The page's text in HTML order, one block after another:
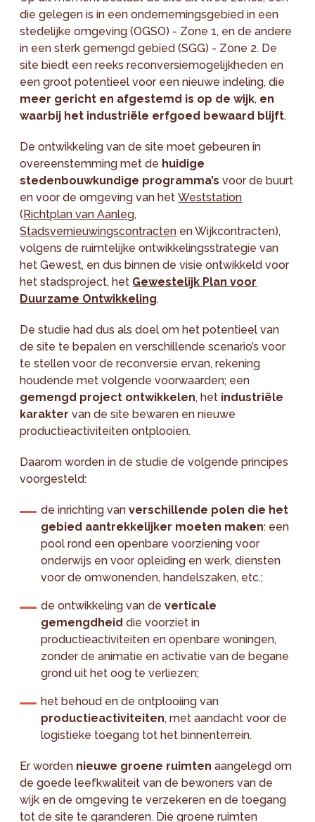
die gelegen is in een ondernemingsgebied in een
stedelijke omgeving (OGSO) - Zone 1, en de andere
in een sterk gemengd gebied (SGG) - Zone 2. De
site biedt een reeks reconversiemogelijkheden en
een groot potentieel voor een nieuwe indeling, die
meer gericht en afgestemd is op de wijk, en
waarbij het industriële erfgoed bewaard blijft.
De ontwikkeling van de site moet gebeuren in
overeenstemming met de huidige
stedenbouwkundige programma’s voor de buurt
en voor de omgeving van hetWeststation
(Richtplan van Aanleg,
Stadsvernieuwingscontracten en Wijkcontracten),
volgens de ruimtelijke ontwikkelingsstrategie van
het Gewest, en dus binnen de visie ontwikkeld voor
het stadsproject, het Gewestelijk Plan voor
Duurzame Ontwikkeling.
De studie had dus als doel om het potentieel van
de site te bepalen en verschillende scenario’s voor
te stellen voor de reconversie ervan, rekening
houdende met volgende voorwaarden; een
gemengd project ontwikkelen, het industriële
karaktervan de site bewaren en nieuwe
productieactiviteiten ontplooien.
Daarom worden in de studie de volgende principes
voorgesteld:
de inrichting vanverschillende polen die het
gebied aantrekkelijker moeten maken: een
pool rond een openbare voorziening voor
onderwijs en voor opleiding en werk, diensten
voor de omwonenden, handelszaken, etc.;
de ontwikkeling van deverticale
gemengdheid die voorziet in
productieactiviteiten en openbare woningen,
zonder de animatie en activatie van de begane
grond uit het oog te verliezen;
het behoud en de ontplooiing van
productieactiviteiten, met aandacht voor de
logistieke toegang tot het binnenterrein.
Er worden nieuwe groene ruimten aangelegd om
de goede leefkwaliteit van de bewoners van de
wijk en de omgeving te verzekeren en de toegang
tot de site te garanderen. Die groene ruimten